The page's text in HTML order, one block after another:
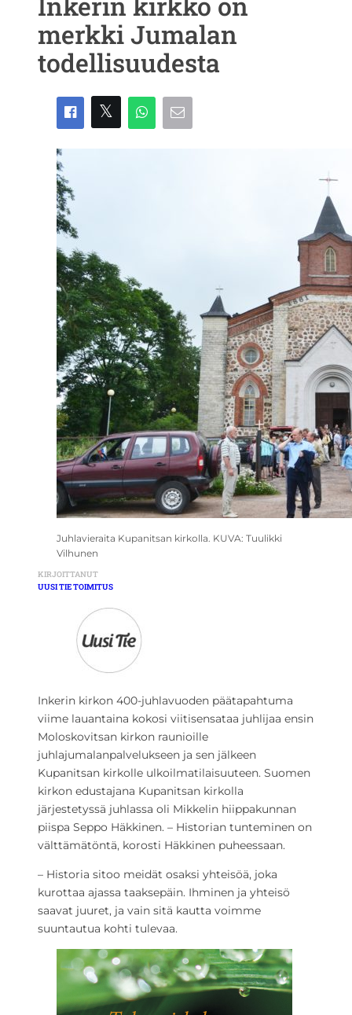
merkki Jumalan
todellisuudesta
Juhlavieraita Kupanitsan kirkolla. KUVA: Tuulikki
Vilhunen
KIRJOITTANUT
UUSI TIE TOIMITUS
Inkerin kirkon 400-juhlavuoden päätapahtuma
viime lauantaina kokosi viitisensataa juhlijaa ensin
Moloskovitsan kirkon raunioille
juhlajumalanpalvelukseen ja sen jälkeen
Kupanitsan kirkolle ulkoilmatilaisuuteen. Suomen
kirkon edustajana Kupanitsan kirkolla
järjestetyssä juhlassa oli Mikkelin hiippakunnan
piispa Seppo Häkkinen. – Historian tunteminen on
välttämätöntä, korosti Häkkinen puheessaan.
– Historia sitoo meidät osaksi yhteisöä, joka
kurottaa ajassa taaksepäin. Ihminen ja yhteisö
saavat juuret, ja vain sitä kautta voimme
suuntautua kohti tulevaa.